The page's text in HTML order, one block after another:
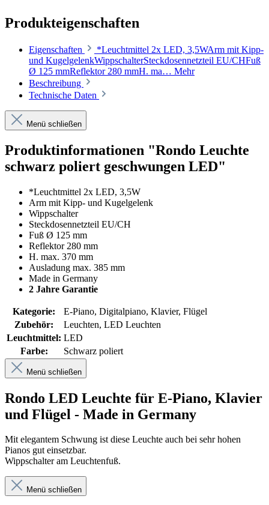
Produkteigenschaften
Eigenschaften
*Leuchtmittel 2x LED, 3,5WArm mit Kipp-
und KugelgelenkWippschalterSteckdosennetzteil EU/CHFuß
Ø 125 mmReflektor 280 mmH. ma… Mehr
Beschreibung
Technische Daten
Menü schließen
Produktinformationen "Rondo Leuchte
schwarz poliert geschwungen LED"
*Leuchtmittel 2x LED, 3,5W
Arm mit Kipp- und Kugelgelenk
Wippschalter
Steckdosennetzteil EU/CH
Fuß Ø 125 mm
Reflektor 280 mm
H. max. 370 mm
Ausladung max. 385 mm
Made in Germany
2 Jahre Garantie
Kategorie:
E-Piano, Digitalpiano, Klavier, Flügel
Zubehör:
Leuchten, LED Leuchten
Leuchtmittel: LED
Farbe:
Schwarz poliert
Menü schließen
Rondo LED Leuchte für E-Piano, Klavier
und Flügel - Made in Germany
Mit elegantem Schwung ist diese Leuchte auch bei sehr hohen
Pianos gut einsetzbar.
Wippschalter am Leuchtenfuß.
Menü schließen